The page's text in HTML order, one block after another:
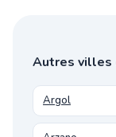
Autres villes
Argol